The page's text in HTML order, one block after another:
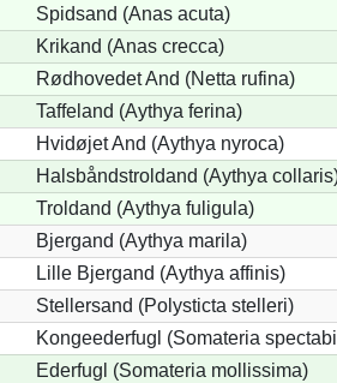
Spidsand (Anas acuta)
Krikand (Anas crecca)
Rødhovedet And (Netta rufina)
Taffeland (Aythya ferina)
Hvidøjet And (Aythya nyroca)
Halsbåndstroldand (Aythya
Troldand (Aythya fuligula)
Bjergand (Aythya marila)
Lille Bjergand (Aythya affinis)
Stellersand (Polysticta stelleri)
Kongeederfugl (Somateria
Ederfugl (Somateria mollissima)